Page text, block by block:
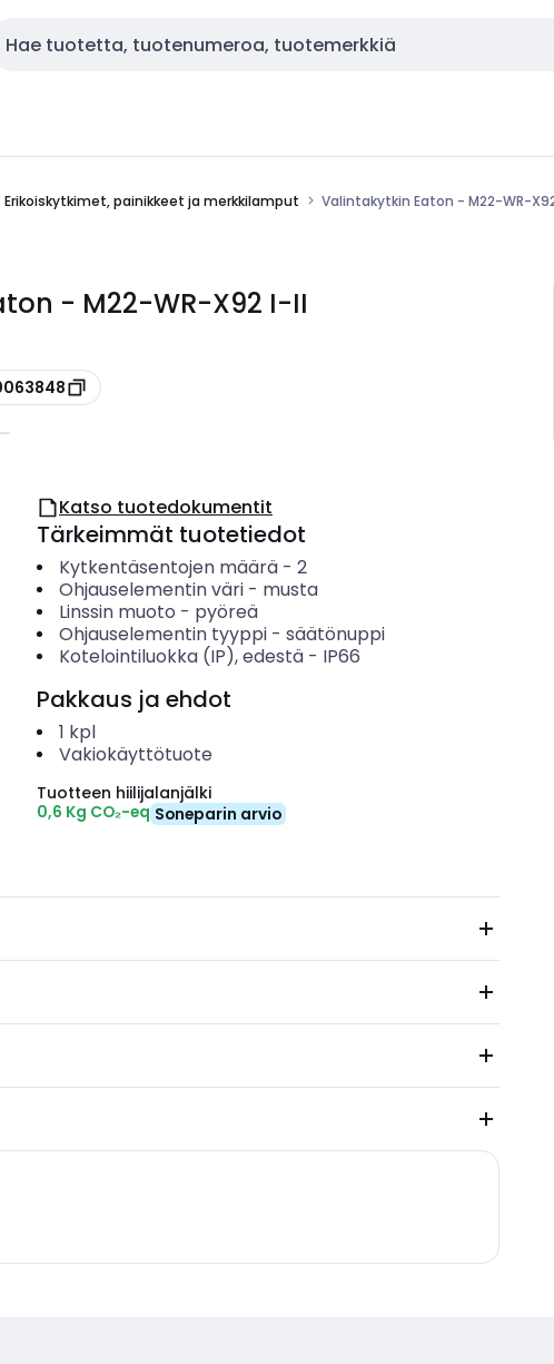
Haku
Erikoiskytkimet, painikkeet ja merkkilamput Valintakytkin Eaton - M22-WR-
- M22-WR-X92 I-II
Katso tuotedokumentit
Tärkeimmät tuotetiedot
Kytkentäsentojen määrä- 2
Ohjauselementin väri- musta
Linssin muoto - pyöreä
Ohjauselementin tyyppi- säätönuppi
Kotelointiluokka (IP), edestä- IP66
Pakkaus ja ehdot
1 kpl
Vakiokäyttötuote
Tuotteen hiilijalanjälki
0,6 Kg CO₂-eq Soneparin arvio